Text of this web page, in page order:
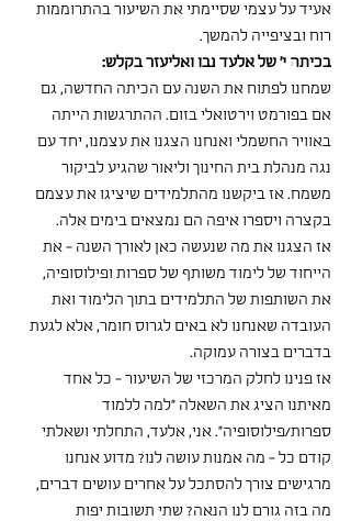
אעיד על עצמי שסיימתי את השיעור בהתרוממות
רוח ובציפייה להמשך.
בכיתה י' של אלעד נבו ואליעזר בקלש:
שמחנו לפתוח את השנה עם הכיתה החדשה, גם
אם בפורמט וירטואלי בזום. ההתרגשות הייתה
באוויר החשמלי ואנחנו הצגנו את עצמנו, יחד עם
נגה מנהלת בית החינוך וליאור שהגיע לביקור
משמח. אז ביקשנו מהתלמידים שיציגו את עצמם
בקצרה ויספרו איפה הם נמצאים בימים אלה.
אז הצגנו את מה שנעשה כאן לאורך השנה - את
הייחוד של לימוד משותף של ספרות ופילוסופיה,
את השותפות של התלמידים בתוך הלימוד ואת
העובדה שאנחנו לא באים לגרוס חומר, אלא לגעת
בדברים בצורה עמוקה.
אז פנינו לחלק המרכזי של השיעור - כל אחד
מאיתנו הציג את השאלה "למה ללמוד
ספרות/פילוסופיה". אני, אלעד, התחלתי ושאלתי
קודם כל - מה אמנות עושה לנו? מדוע אנחנו
מרגישים צורך להסתכל על אחרים עושים דברים,
מה בזה גורם לנו הנאה? שתי תשובות יפות